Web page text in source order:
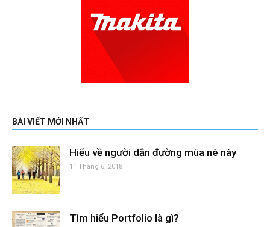
BÀI VIẾT MỚI NHẤT
Hiểu về người dẫn đường mùa nè này
11 Tháng 6, 2018
Tìm hiểu Portfolio là gì?